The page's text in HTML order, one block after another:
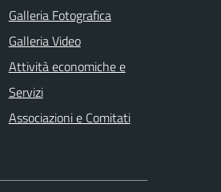
Galleria Fotografica
Galleria Video
Attività economiche e
Servizi
Associazioni e Comitati